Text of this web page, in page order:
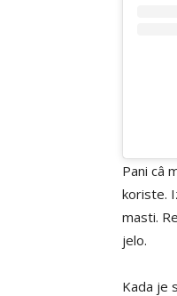
Pani câ
koriste.
masti.
jelo.
Kada je